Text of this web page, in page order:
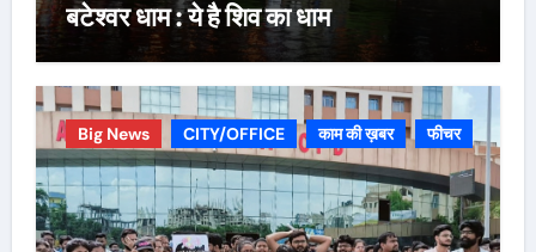
बटेश्वर धाम : ये है शिव का धाम
Big News CITY/OFFICE काम की ख़बर फीचर